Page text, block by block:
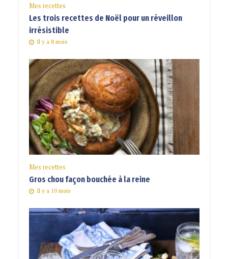
Mes recettes
Les trois recettes de Noël pour un réveillon
irrésistible
Il y a 8 mois
Mes recettes
Gros chou façon bouchée à la reine
Il y a 10 mois